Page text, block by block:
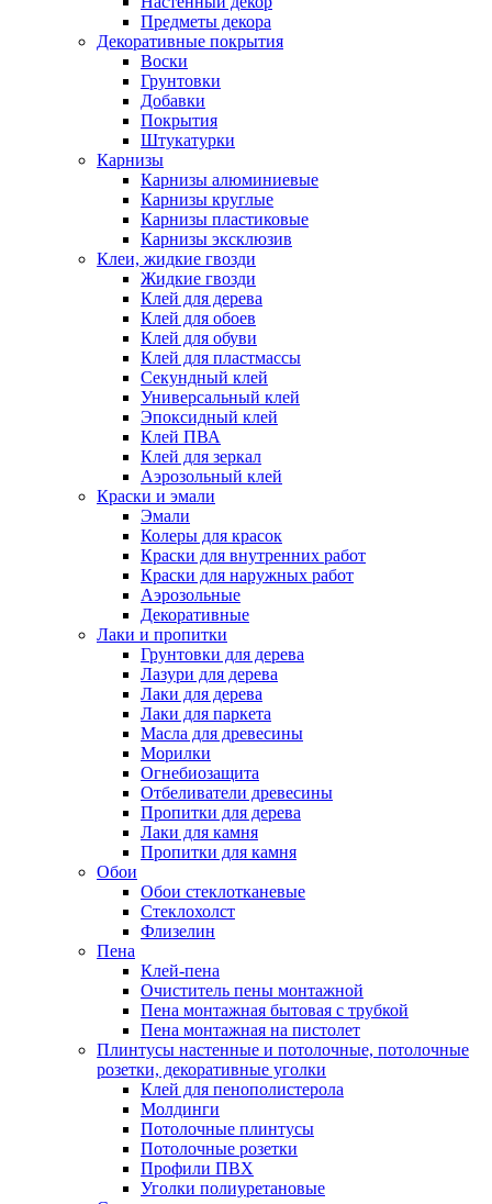
Предметы декора
Декоративные покрытия
Воски
Грунтовки
Добавки
Покрытия
Штукатурки
Карнизы
Карнизы алюминиевые
Карнизы круглые
Карнизы пластиковые
Карнизы эксклюзив
Клеи, жидкие гвозди
Жидкие гвозди
Клей для дерева
Клей для обоев
Клей для обуви
Клей для пластмассы
Секундный клей
Универсальный клей
Эпоксидный клей
Клей ПВА
Клей для зеркал
Аэрозольный клей
Краски и эмали
Эмали
Колеры для красок
Краски для внутренних работ
Краски для наружных работ
Аэрозольные
Декоративные
Лаки и пропитки
Грунтовки для дерева
Лазури для дерева
Лаки для дерева
Лаки для паркета
Масла для древесины
Морилки
Огнебиозащита
Отбеливатели древесины
Пропитки для дерева
Лаки для камня
Пропитки для камня
Обои
Обои стеклотканевые
Стеклохолст
Флизелин
Пена
Клей-пена
Очиститель пены монтажной
Пена монтажная бытовая с трубкой
Пена монтажная на пистолет
Плинтусы настенные и потолочные, потолочные
розетки, декоративные уголки
Клей для пенополистерола
Молдинги
Потолочные плинтусы
Потолочные розетки
Профили ПВХ
Уголки полиуретановые